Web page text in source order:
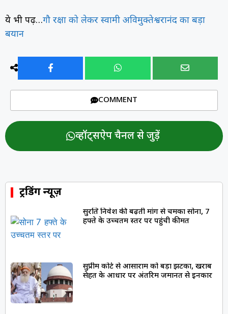
ये भी पढ़ें…गौ रक्षा को लेकर स्वामी अविमुक्तेश्वरानंद का बड़ा
बयान
COMMENT
व्हॉट्सऐप चैनल से जुड़ें
ट्रेंडिंग न्यूज़
सुरक्षित निवेश की बढ़ती मांग से चमका सोना, 7
हफ्ते के उच्चतम स्तर पर पहुंची कीमत
सुप्रीम कोर्ट से आसाराम को बड़ा झटका, खराब
सेहत के आधार पर अंतरिम जमानत से इनकार